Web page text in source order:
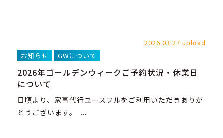
2026.03.27 upload
お知らせ
GWについて
2026年ゴールデンウィークご予約状況・休業日
について
日頃より、家事代行ユースフルをご利用いただきありが
とうございます。 ...